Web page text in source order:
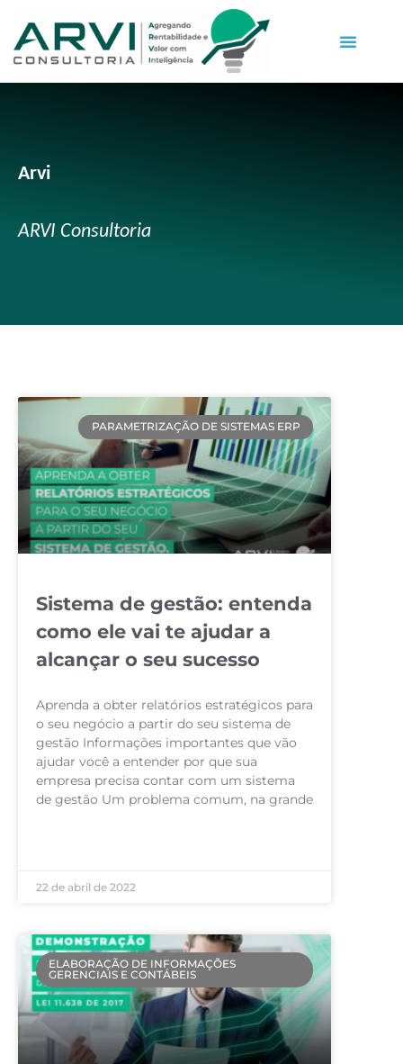
Arvi
ARVI Consultoria
PARAMETRIZAÇÃO DE SISTEMAS ERP
Sistema de gestão: entenda
como ele vai te ajudar a
alcançar o seu sucesso
Aprenda a obter relatórios estratégicos para
o seu negócio a partir do seu sistema de
gestão Informações importantes que vão
ajudar você a entender por que sua
empresa precisa contar com um sistema
de gestão Um problema comum, na grande
22 de abril de 2022
ELABORAÇÃO DE INFORMAÇÕES
GERENCIAIS E CONTÁBEIS